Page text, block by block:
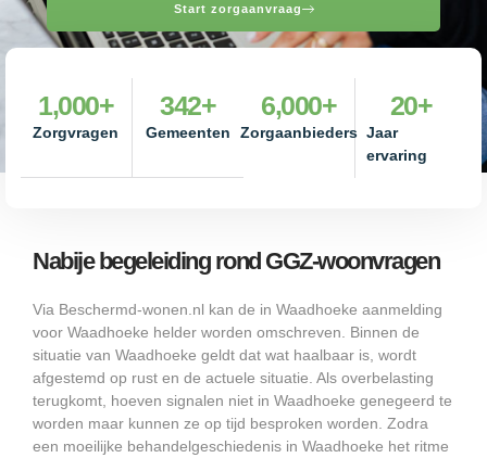
Start zorgaanvraag
Zorgvragen
1,000+
Gemeenten
342+
Zorgaanbieders
6,000+
Jaar
ervaring
20+
Nabije begeleiding rond GGZ-woonvragen
Via Beschermd-wonen.nl kan de in Waadhoeke aanmelding
voor Waadhoeke helder worden omschreven. Binnen de
situatie van Waadhoeke geldt dat wat haalbaar is, wordt
afgestemd op rust en de actuele situatie. Als overbelasting
terugkomt, hoeven signalen niet in Waadhoeke genegeerd te
worden maar kunnen ze op tijd besproken worden. Zodra
een moeilijke behandelgeschiedenis in Waadhoeke het ritme